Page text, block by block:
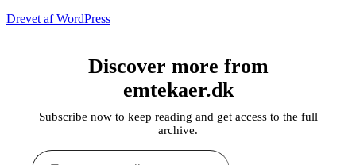
Drevet af WordPress
Discover more from
emtekaer.dk
Subscribe now to keep reading and get access to the full
archive.
Type